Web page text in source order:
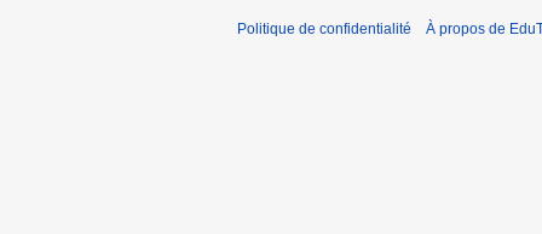
Politique de confidentialité À propos de